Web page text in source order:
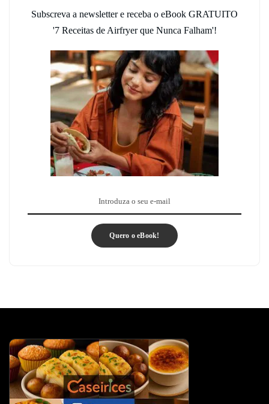
Subscreva a newsletter e receba o eBook GRATUITO
'7 Receitas de Airfryer que Nunca Falham'!
Quero o eBook!